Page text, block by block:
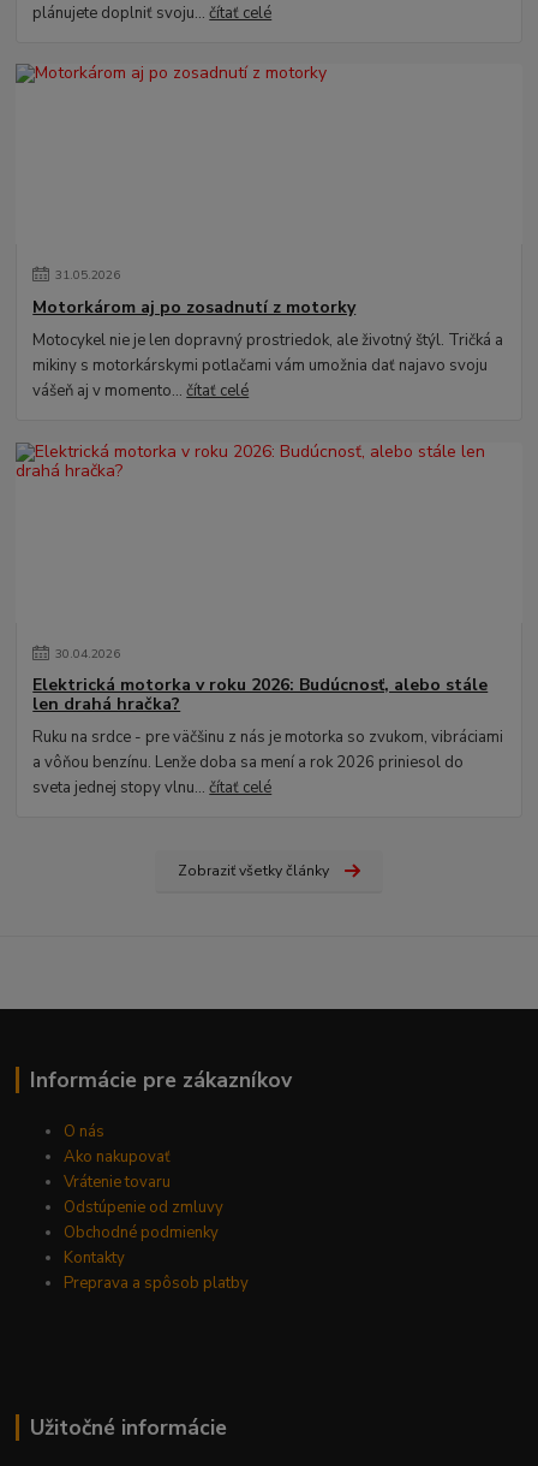
plánujete doplniť svoju...čítať celé
31.05.2026
Motorkárom aj po zosadnutí z motorky
Motocykel nie je len dopravný prostriedok, ale životný štýl. Tričká a
mikiny s motorkárskymi potlačami vám umožnia dať najavo svoju
vášeň aj v momento...čítať celé
30.04.2026
Elektrická motorka v roku 2026: Budúcnosť, alebo stále
len drahá hračka?
Ruku na srdce - pre väčšinu z nás je motorka so zvukom, vibráciami
a vôňou benzínu. Lenže doba sa mení a rok 2026 priniesol do
sveta jednej stopy vlnu...čítať celé
Zobraziť všetky články
Informácie pre zákazníkov
O nás
Ako nakupovať
Vrátenie tovaru
Odstúpenie od zmluvy
Obchodné podmienky
Kontakty
Preprava a spôsob platby
Užitočné informácie